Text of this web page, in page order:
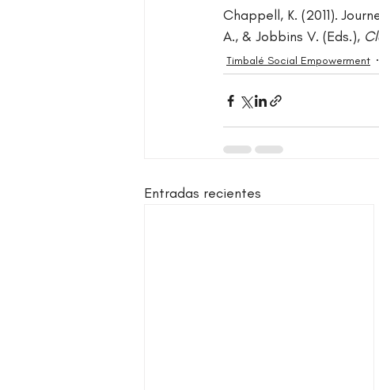
Chappell, K. (2011).
A., & Jobbins V. (Eds.),
Timbalé Social Empowerment
Entradas recientes